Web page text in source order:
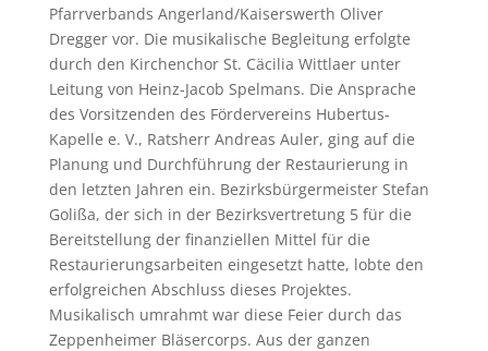
Pfarrverbands Angerland/Kaiserswerth Oliver
Dregger vor. Die musikalische Begleitung erfolgte
durch den Kirchenchor St. Cäcilia Wittlaer unter
Leitung von Heinz-Jacob Spelmans. Die Ansprache
des Vorsitzenden des Fördervereins Hubertus-
Kapelle e. V., Ratsherr Andreas Auler, ging auf die
Planung und Durchführung der Restaurierung in
den letzten Jahren ein. Bezirksbürgermeister Stefan
Golißa, der sich in der Bezirksvertretung 5 für die
Bereitstellung der finanziellen Mittel für die
Restaurierungsarbeiten eingesetzt hatte, lobte den
erfolgreichen Abschluss dieses Projektes.
Musikalisch umrahmt war diese Feier durch das
Zeppenheimer Bläsercorps. Aus der ganzen